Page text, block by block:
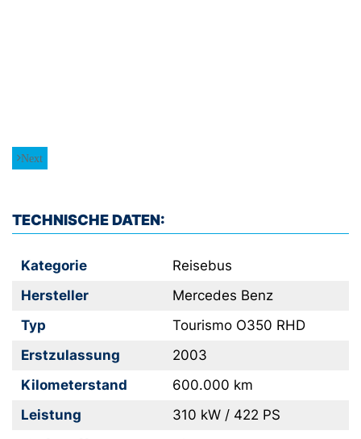
Next
TECHNISCHE DATEN:
Kategorie
Reisebus
Hersteller
Mercedes Benz
Typ
Tourismo O350 RHD
Erstzulassung
2003
Kilometerstand
600.000 km
Leistung
310 kW / 422 PS